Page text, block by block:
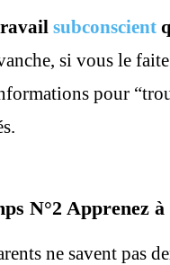
subconscient
si vous le
pour
N°2 Apprenez
ne savent pas